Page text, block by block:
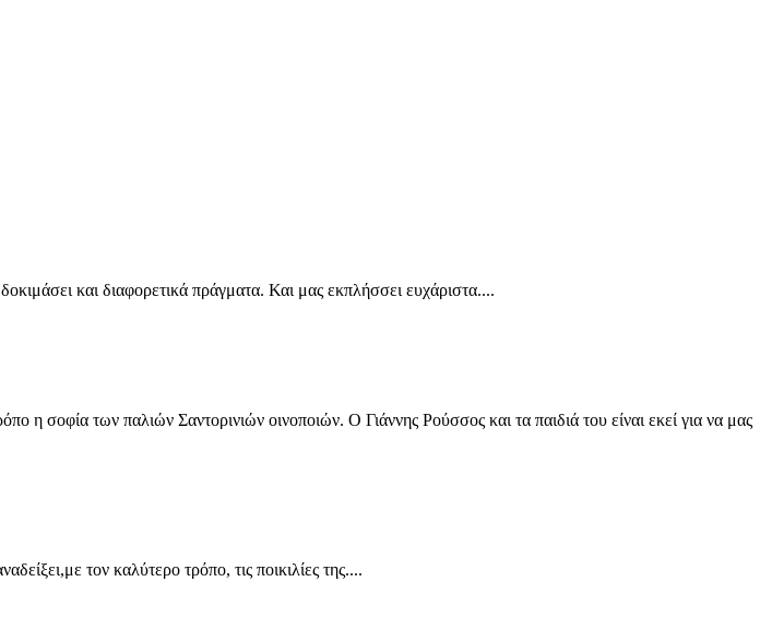
και διαφορετικά πράγματα. Και μας εκπλήσσει ευχάριστα....
η σοφία των παλιών Σαντορινιών οινοποιών. Ο Γιάννης Ρούσσος και τα παιδιά του είναι εκεί για να μας
τον καλύτερο τρόπο, τις ποικιλίες της....